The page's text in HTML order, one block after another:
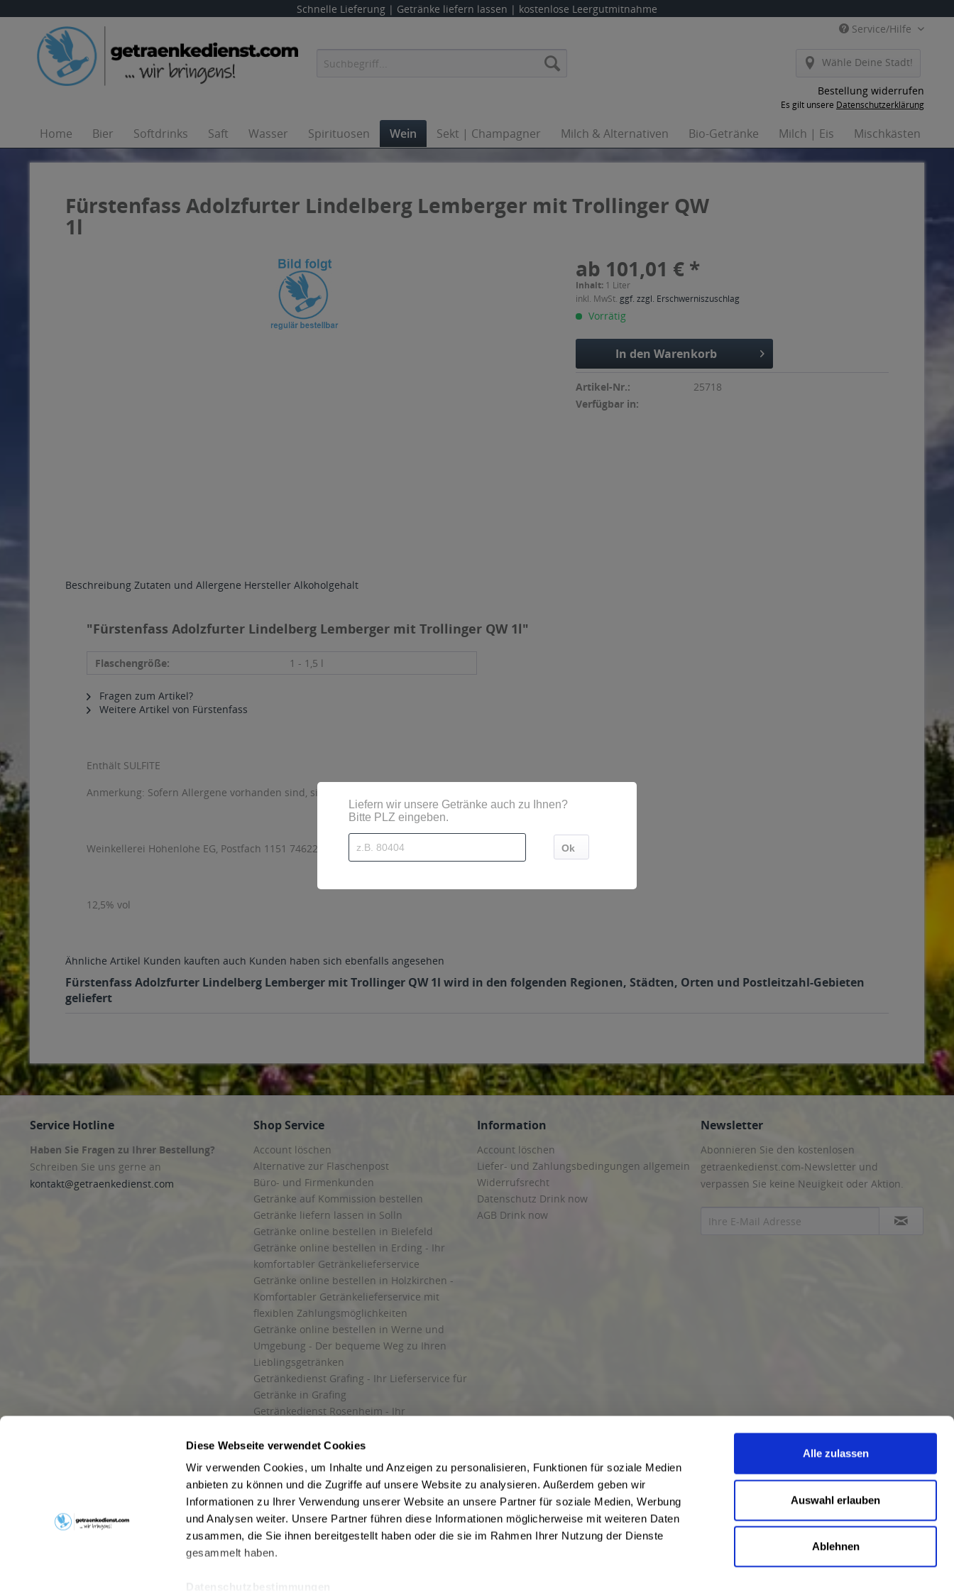
Diese Webseite verwendet Cookies
Wir verwenden Cookies, um Inhalte und Anzeigen zu personalisieren, Funktionen für soziale Medien
anbieten zu können und die Zugriffe auf unsere Website zu analysieren. Außerdem geben wir
Informationen zu Ihrer Verwendung unserer Website an unsere Partner für soziale Medien, Werbung
und Analysen weiter. Unsere Partner führen diese Informationen möglicherweise mit weiteren Daten
zusammen, die Sie ihnen bereitgestellt haben oder die sie im Rahmen Ihrer Nutzung der Dienste
gesammelt haben.
Alle zulassen
Auswahl erlauben
Ablehnen
Schnelle Lieferung | Getränke liefern lassen | kostenlose Leergutmitnahme
Service/Hilfe
Wähle Deine Stadt!
Bestellung widerrufen
Es gilt unsere Datenschutzerklärung
Home Bier Softdrinks Saft Wasser Spirituosen Wein Sekt | Champagner Milch & Alternativen Bio-Getränke Milch | Eis Mischkästen
Fürstenfass Adolzfurter Lindelberg Lemberger mit Trollinger QW
1l
ab 101,01 € *
Inhalt: 1 Liter
inkl. MwSt. ggf. zzgl. Erschwerniszuschlag
Vorrätig
In den Warenkorb
Artikel-Nr.:
25718
Verfügbar in:
Beschreibung Zutaten und Allergene Hersteller Alkoholgehalt
"Fürstenfass Adolzfurter Lindelberg Lemberger mit Trollinger QW 1l"
Flaschengröße: 1 - 1,5 l
Fragen zum Artikel?
Weitere Artikel von Fürstenfass
Enthält SULFITE
Anmerkung: Sofern Allergene vorhanden sind, sind diese mittels Großbuchstaben besonders hervorgehoben
Weinkellerei Hohenlohe EG, Postfach 1151 74622 BretzfelAdolzfurt
12,5% vol
Ähnliche Artikel Kunden kauften auch Kunden haben sich ebenfalls angesehen
Fürstenfass Adolzfurter Lindelberg Lemberger mit Trollinger QW 1l wird in den folgenden Regionen, Städten, Orten und Postleitzahl-Gebieten
geliefert
Service Hotline
Haben Sie Fragen zu Ihrer Bestellung?
Schreiben Sie uns gerne an
kontakt@getraenkedienst.com
Shop Service
Account löschen
Alternative zur Flaschenpost
Büro- und Firmenkunden
Getränke auf Kommission bestellen
Getränke liefern lassen in Solln
Getränke online bestellen in Bielefeld
Getränke online bestellen in Erding - Ihr
komfortabler Getränkelieferservice
Getränke online bestellen in Holzkirchen -
Komfortabler Getränkelieferservice mit
flexiblen Zahlungsmöglichkeiten
Getränke online bestellen in Werne und
Umgebung - Der bequeme Weg zu Ihren
Lieblingsgetränken
Getränkedienst Grafing - Ihr Lieferservice für
Getränke in Grafing
Getränkedienst Rosenheim - Ihr
und Umgebung
Getränkelieferung in Starnberg
Liefergebiet
Lieferservice für Getränke
Wir liefern Getränke
Kontakt
Newsletter
Information
Account löschen
Liefer- und Zahlungsbedingungen allgemein
Widerrufsrecht
Datenschutz Drink now
AGB Drink now
Newsletter
Abonnieren Sie den kostenlosen
getraenkedienst.com-Newsletter und
verpassen Sie keine Neuigkeit oder Aktion.